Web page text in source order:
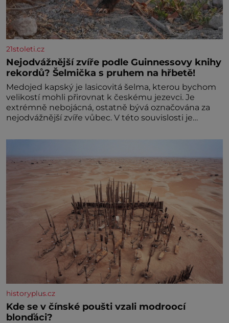
21stoleti.cz
Nejodvážnější zvíře podle Guinnessovy knihy
rekordů? Šelmička s pruhem na hřbetě!
Medojed kapský je lasicovitá šelma, kterou bychom
velikostí mohli přirovnat k českému jezevci. Je
extrémně nebojácná, ostatně bývá označována za
nejodvážnější zvíře vůbec. V této souvislosti je
historyplus.cz
Kde se v čínské poušti vzali modroocí
blonďáci?